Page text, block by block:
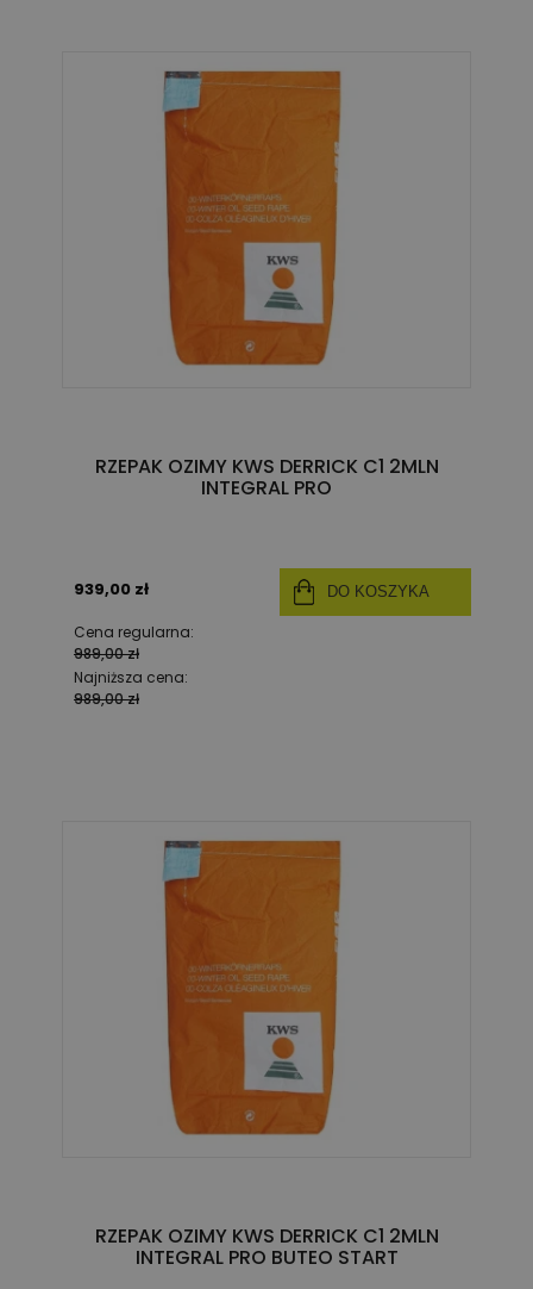
RZEPAK OZIMY KWS DERRICK C1 2MLN
INTEGRAL PRO
939,00 zł
Cena regularna:
989,00 zł
Najniższa cena:
989,00 zł
DO KOSZYKA
RZEPAK OZIMY KWS DERRICK C1 2MLN
INTEGRAL PRO BUTEO START